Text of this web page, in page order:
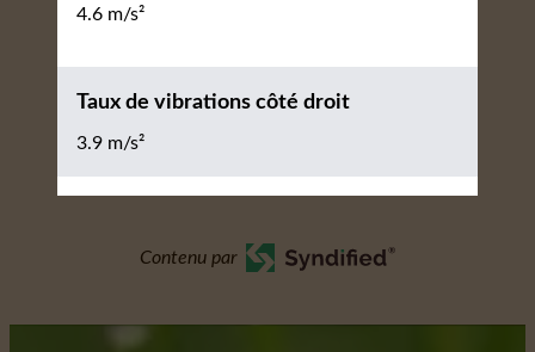
4.6 m/s²
Taux de vibrations côté droit
3.9 m/s²
Contenu par